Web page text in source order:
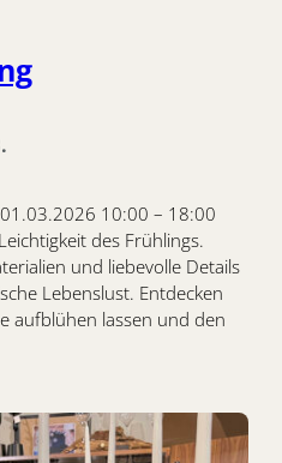
10:00 – 18:00
des Frühlings.
und liebevolle Details
Lebenslust. Entdecken
aufblühen lassen und den